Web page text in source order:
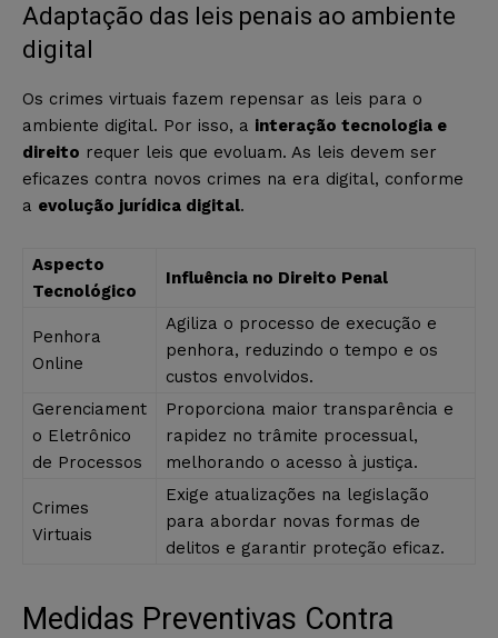
Adaptação das leis penais ao ambiente
digital
Os crimes virtuais fazem repensar as leis para o
ambiente digital. Por isso, a interação tecnologia e
direito requer leis que evoluam. As leis devem ser
eficazes contra novos crimes na era digital, conforme
a evolução jurídica digital.
Aspecto
Tecnológico
Influência no Direito Penal
Penhora
Online
Agiliza o processo de execução e
penhora, reduzindo o tempo e os
custos envolvidos.
Gerenciament
o Eletrônico
de Processos
Proporciona maior transparência e
rapidez no trâmite processual,
melhorando o acesso à justiça.
Crimes
Virtuais
Exige atualizações na legislação
para abordar novas formas de
delitos e garantir proteção eficaz.
Medidas Preventivas Contra